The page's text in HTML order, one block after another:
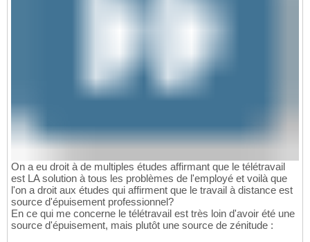
On a eu droit à de multiples études affirmant que le télétravail
est LA solution à tous les problèmes de l'employé et voilà que
l'on a droit aux études qui affirment que le travail à distance est
source d'épuisement professionnel?
En ce qui me concerne le télétravail est très loin d'avoir été une
source d'épuisement, mais plutôt une source de zénitude :